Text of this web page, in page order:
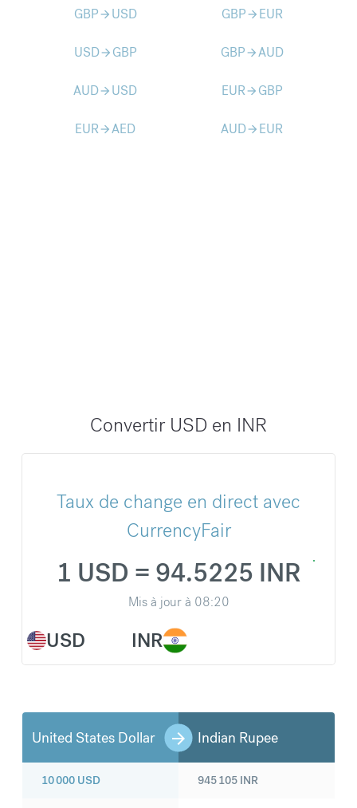
GBParrow_forward USD GBParrow_forward EUR
USDarrow_forward GBP GBParrow_forwardAUD
AUDarrow_forward USD EURarrow_forward GBP
EURarrow_forwardAED AUDarrow_forward EUR
Convertir USD en INR
Taux de change en direct avec
CurrencyFair
USD
1 USD = 94.5225 INR
Mis à jour à 08:20
INR
United States Dollar Indian Rupee
10 000 USD 945 105 INR